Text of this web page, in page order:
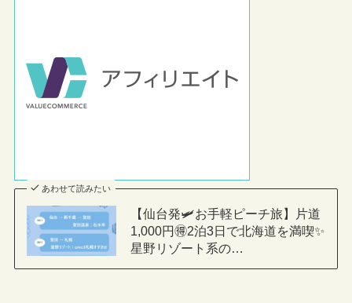
あわせて読みたい
【仙台発🛩お手軽ピーチ旅】片道
1,000円🉐2泊3日で北海道を満喫✨
星野リゾート系の…